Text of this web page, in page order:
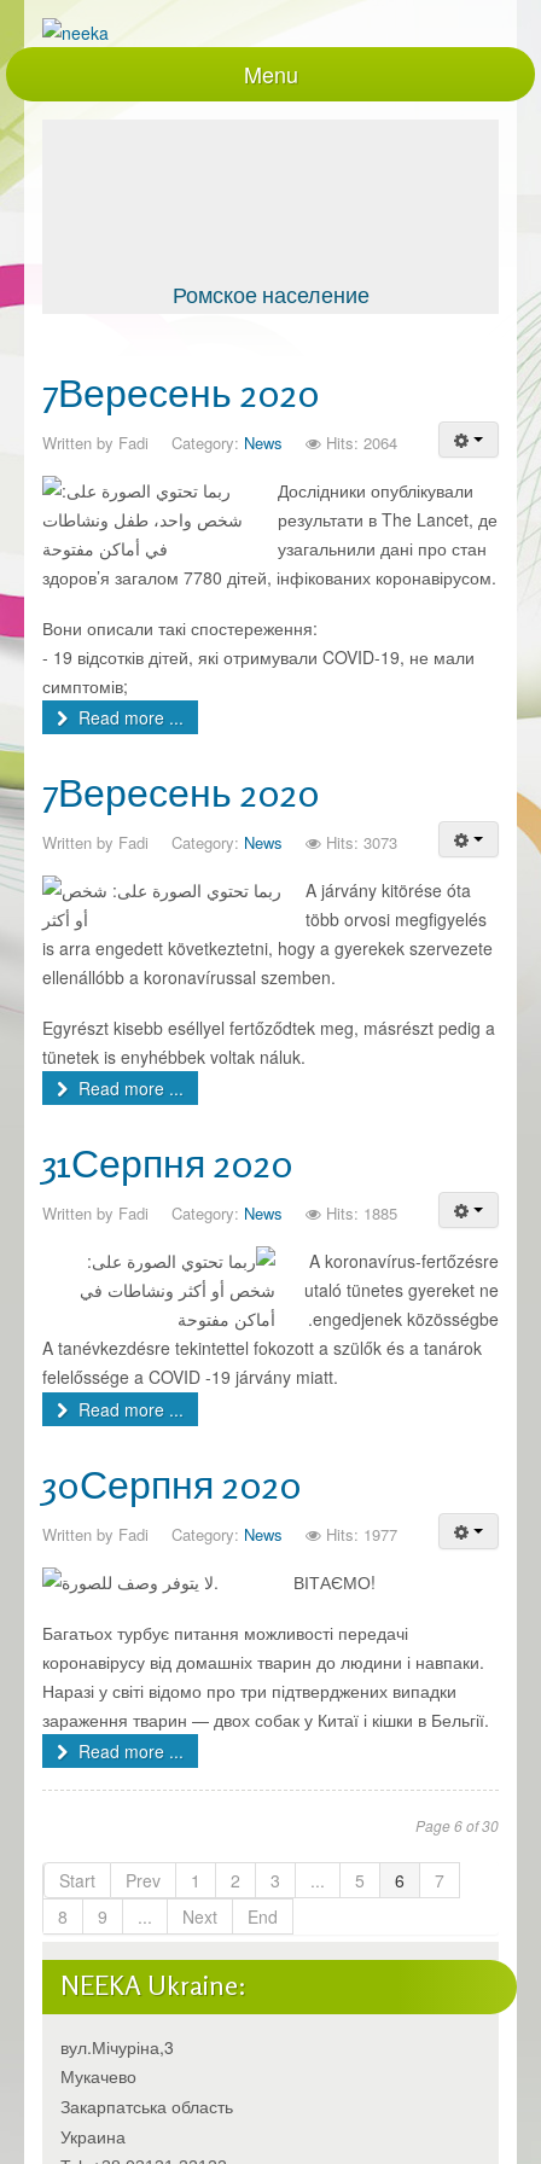
Menu
Контакти
Партнери
працівники
Політики та процедури
Ромское население
7Вересень 2020
Written by Fadi Category: News Hits: 2064
Дослідники опублікували
результати в The Lancet, де
узагальнили дані про стан
здоров’я загалом 7780 дітей, інфікованих коронавірусом.
Вони описали такі спостереження:
- 19 відсотків дітей, які отримували COVID-19, не мали
симптомів;
Read more ...
7Вересень 2020
Written by Fadi Category: News Hits: 3073
A járvány kitörése óta
több orvosi megfigyelés
is arra engedett következtetni, hogy a gyerekek szervezete
ellenállóbb a koronavírussal szemben.
Egyrészt kisebb eséllyel fertőződtek meg, másrészt pedig a
tünetek is enyhébbek voltak náluk.
Read more ...
31Серпня 2020
Written by Fadi Category: News Hits: 1885
A koronavírus-fertőzésre
utaló tünetes gyereket ne
engedjenek közösségbe.
A tanévkezdésre tekintettel fokozott a szülők és a tanárok
felelőssége a COVID -19 járvány miatt.
Read more ...
30Серпня 2020
Written by Fadi Category: News Hits: 1977
ВІТАЄМО!
Багатьох турбує питання можливості передачі
коронавірусу від домашніх тварин до людини і навпаки.
Наразі у світі відомо про три підтверджених випадки
зараження тварин — двох собак у Китаї і кішки в Бельгії.
Read more ...
Page 6 of 30
Start Prev 1 2 3 ... 5 6
7
8
9 ... Next End
NEEKA Ukraine:
вул.Мічуріна,3
Мукачево
Закарпатська область
Украина